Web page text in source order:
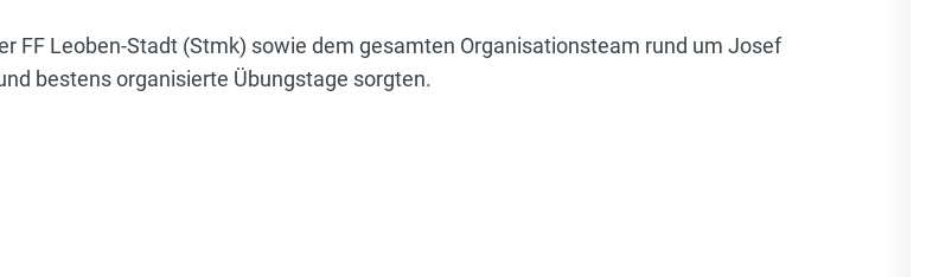
FF Leoben-Stadt (Stmk) sowie dem gesamten Organisationsteam rund um Josef
bestens organisierte Übungstage sorgten.